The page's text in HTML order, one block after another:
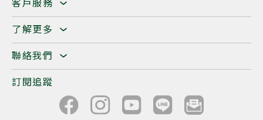
客戶服務
了解更多
聯絡我們
訂閱追蹤